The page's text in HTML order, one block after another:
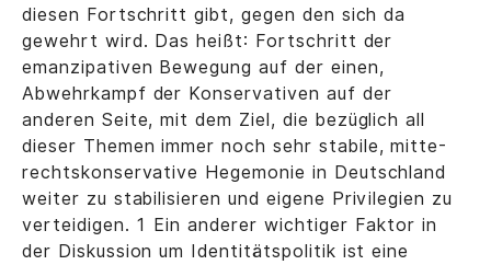
diesen Fortschritt gibt, gegen den sich da
gewehrt wird. Das heißt: Fortschritt der
emanzipativen Bewegung auf der einen,
Abwehrkampf der Konservativen auf der
anderen Seite, mit dem Ziel, die bezüglich all
dieser Themen immer noch sehr stabile, mitte-
rechtskonservative Hegemonie in Deutschland
weiter zu stabilisieren und eigene Privilegien zu
verteidigen. 1 Ein anderer wichtiger Faktor in
der Diskussion um Identitätspolitik ist eine